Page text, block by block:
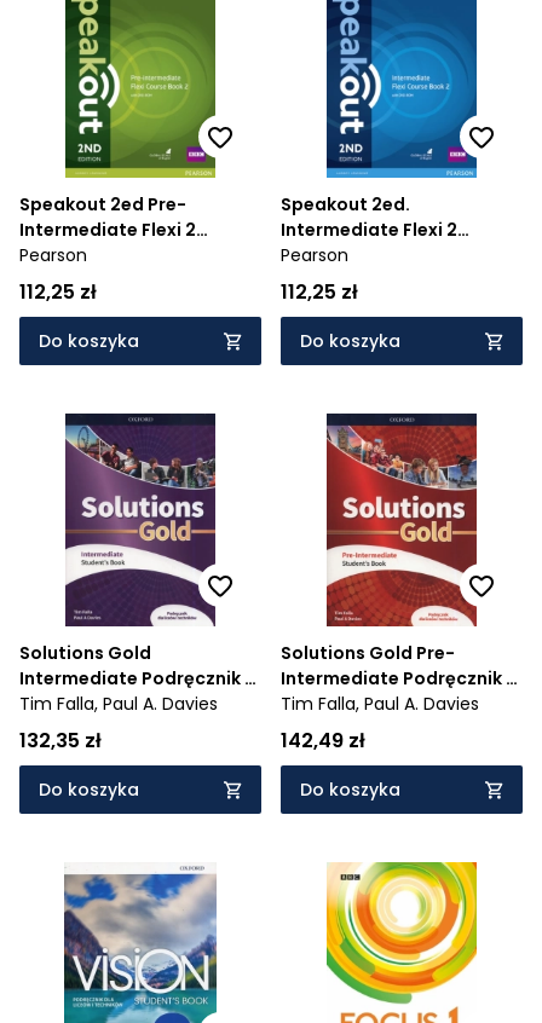
Speakout 2ed Pre-
Intermediate Flexi 2
Coursebook
Pearson
112,25 zł
Do koszyka
Speakout 2ed.
Intermediate Flexi 2
Coursebook
Pearson
112,25 zł
Do koszyka
Solutions Gold
Intermediate Podręcznik -
1032/2/2019; 1033/2/2019
Tim Falla, Paul A. Davies
132,35 zł
Do koszyka
Solutions Gold Pre-
Intermediate Podręcznik -
1032/1/2019; 1033/1/2019
Tim Falla, Paul A. Davies
142,49 zł
Do koszyka